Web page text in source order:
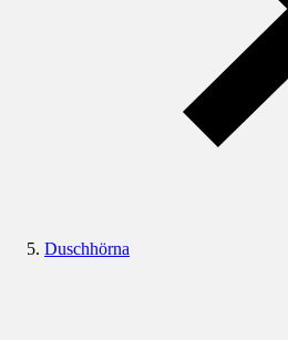
Duschhörna